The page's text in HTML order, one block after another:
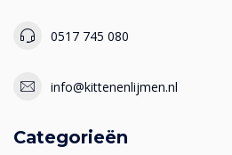
0517 745 080
info@kittenenlijmen.nl
Categorieën